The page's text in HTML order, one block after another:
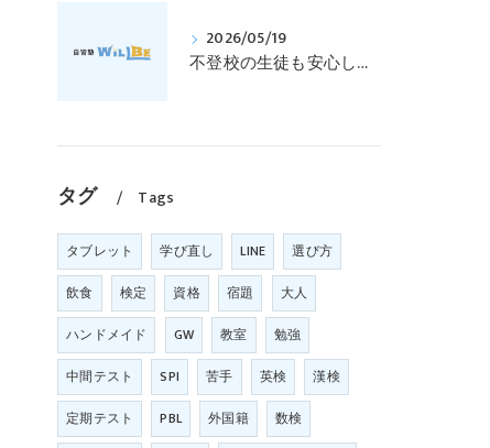
2026/05/19
不登校の生徒も安心して通える学びの場｜元中学高校教員で私立学校の放課後校内塾を経営する西宮・今津の習いごと教室＆自習塾WillBe
タグ Tags
タブレット 学び直し LINE
選び方
飲食
検定 資格 宿題
大人
ハンドメイド
GW 教室
勉強
中間テスト
SPI 苦手 英検
漢検
定期テスト
PBL 外国籍
数検